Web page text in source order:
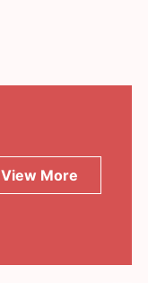
View More